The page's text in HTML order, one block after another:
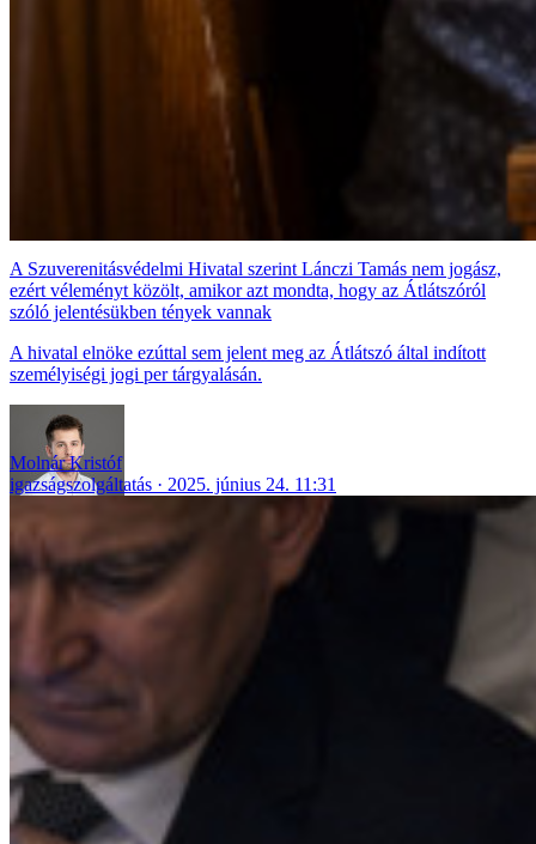
A Szuverenitásvédelmi Hivatal szerint Lánczi Tamás nem jogász,
ezért véleményt közölt, amikor azt mondta, hogy az Átlátszóról
szóló jelentésükben tények vannak
A hivatal elnöke ezúttal sem jelent meg az Átlátszó által indított
személyiségi jogi per tárgyalásán.
Molnár Kristóf
igazságszolgáltatás
2025. június 24. 11:31